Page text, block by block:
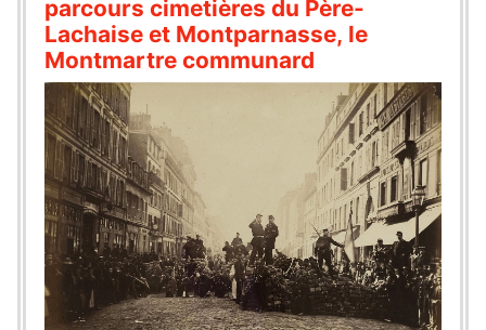
parcours cimetières du Père-
Lachaise et Montparnasse, le
Montmartre communard